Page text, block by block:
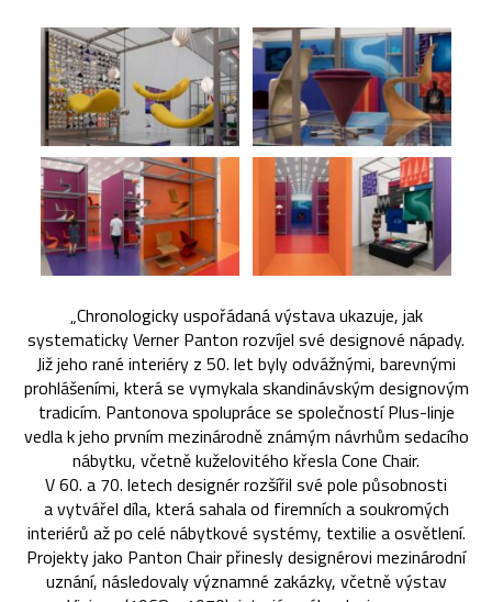
„Chronologicky uspořádaná výstava ukazuje, jak
systematicky Verner Panton rozvíjel své designové nápady.
Již jeho rané interiéry z 50. let byly odvážnými, barevnými
prohlášeními, která se vymykala skandinávským designovým
tradicím. Pantonova spolupráce se společností Plus-linje
vedla k jeho prvním mezinárodně známým návrhům sedacího
nábytku, včetně kuželovitého křesla Cone Chair.
V 60. a 70. letech designér rozšířil své pole působnosti
a vytvářel díla, která sahala od firemních a soukromých
interiérů až po celé nábytkové systémy, textilie a osvětlení.
Projekty jako Panton Chair přinesly designérovi mezinárodní
uznání, následovaly významné zakázky, včetně výstav